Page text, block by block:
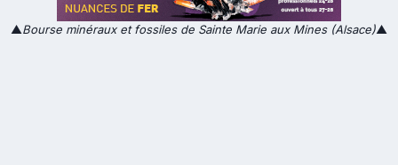
▲Bourse minéraux et fossiles de Sainte Marie aux Mines (Alsace)▲